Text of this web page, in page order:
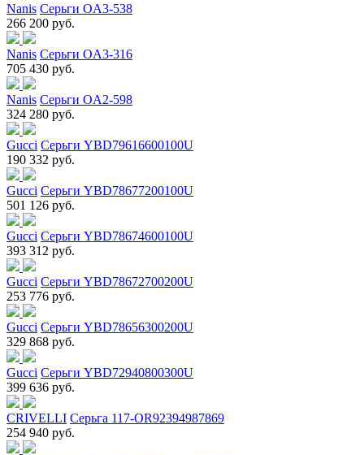
Nanis Серьги OA3-538
266 200 руб.
Nanis Серьги OA3-316
705 430 руб.
Nanis Серьги OA2-598
324 280 руб.
Gucci Серьги YBD79616600100U
190 332 руб.
Gucci Серьги YBD78677200100U
501 126 руб.
Gucci Серьги YBD78674600100U
393 312 руб.
Gucci Серьги YBD78672700200U
253 776 руб.
Gucci Серьги YBD78656300200U
329 868 руб.
Gucci Серьги YBD72940800300U
399 636 руб.
CRIVELLI Серьга 117-OR92394987869
254 940 руб.